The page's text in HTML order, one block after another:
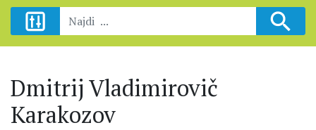
Dmitrij Vladimirovič
Karakozov